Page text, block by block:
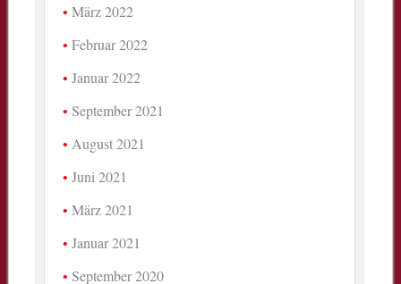
März 2022
Februar 2022
Januar 2022
September 2021
August 2021
Juni 2021
März 2021
Januar 2021
September 2020